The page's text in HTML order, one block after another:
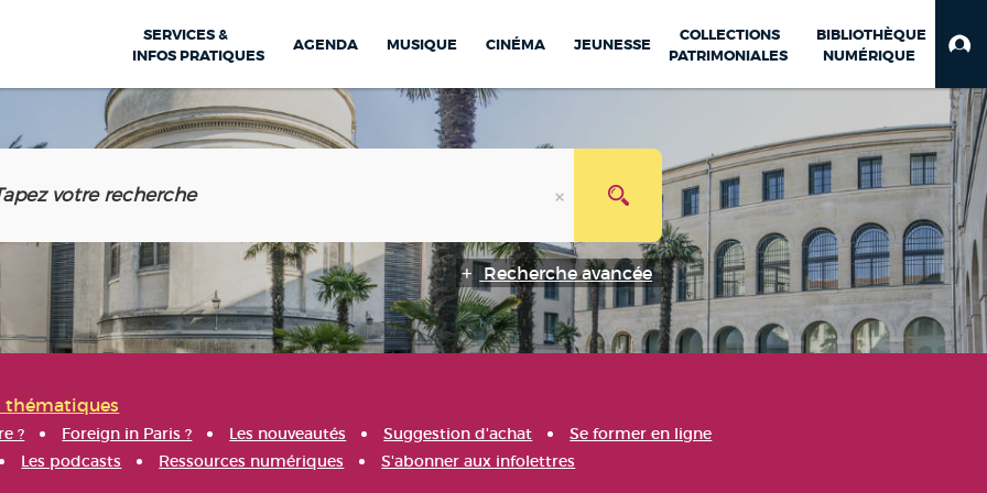
SERVICES &
INFOS PRATIQUES
AGENDA MUSIQUE CINÉMA JEUNESSE
COLLECTIONS
PATRIMONIALES
BIBLIOTHÈQUE
NUMÉRIQUE
Recherche avancée
thématiques
? Foreign in Paris ? Les nouveautés Suggestion d'achat
Se former en ligne
Les podcasts Ressources numériques S'abonner aux infolettres